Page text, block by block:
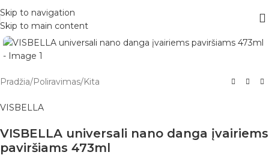
Skip to navigation
Skip to main content
Pradžia/Poliravimas/Kita
VISBELLA
VISBELLA universali nano danga įvairiems
paviršiams 473ml